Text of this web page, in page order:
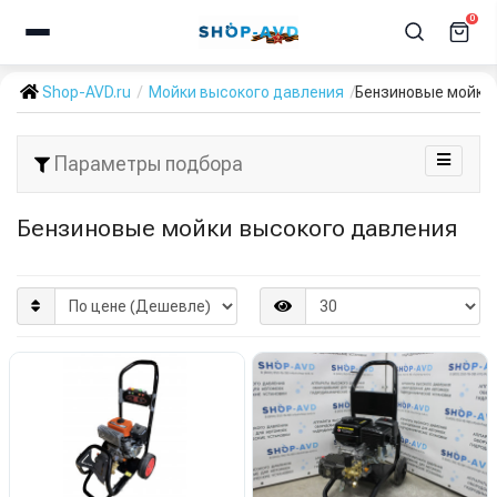
0
Shop-AVD.ru Мойки высокого давления Бензиновые
Параметры подбора
Бензиновые мойки высокого давления